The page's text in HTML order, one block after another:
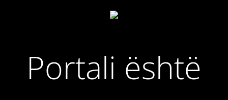
Portali është